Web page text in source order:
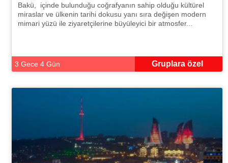
Bakü, içinde bulunduğu coğrafyanın sahip olduğu kültürel
miraslar ve ülkenin tarihi dokusu yanı sıra değişen modern
mimari yüzü ile ziyaretçilerine büyüleyici bir atmosfer...
3 Gece 4 Gün Gruplara özel